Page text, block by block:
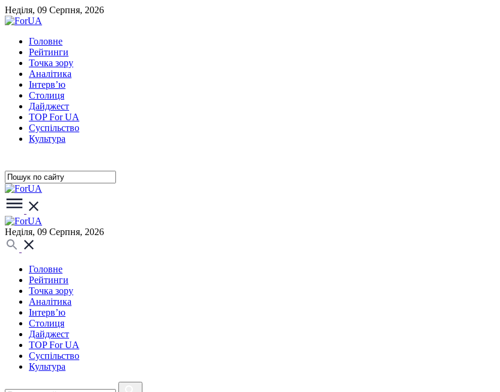
Неділя, 09 Серпня, 2026
Головне
Рейтинги
Точка зору
Аналітика
Інтерв’ю
Столиця
Дайджест
TOP For UA
Суспiльство
Культура
Неділя, 09 Серпня, 2026
Головне
Рейтинги
Точка зору
Аналітика
Інтерв’ю
Столиця
Дайджест
TOP For UA
Суспiльство
Культура